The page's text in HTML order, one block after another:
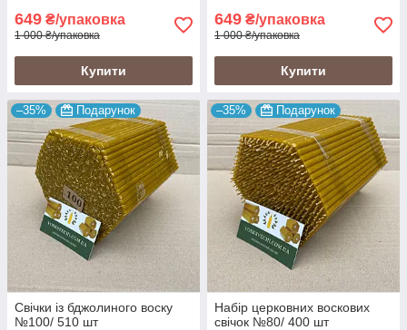
649 ₴/упаковка
1 000 ₴/упаковка
Купити
649 ₴/упаковка
1 000 ₴/упаковка
Купити
–35% Подарунок
Свічки із бджолиного воску
№100/ 510 шт
–35% Подарунок
Набір церковних воскових
свічок №80/ 400 шт